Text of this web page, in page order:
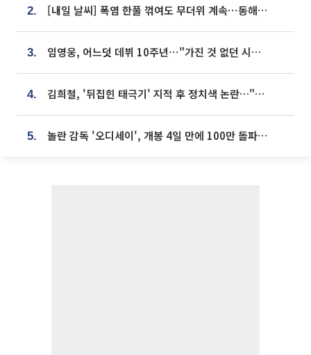
2. [내일 날씨] 폭염 한풀 꺾여도 무더위 계속⋯동해안 이틀 연속 비
3. 임영웅, 어느덧 데뷔 10주년⋯"가진 것 없던 시절, 내 앞엔 20명의 팬뿐"
4. 김희철, '뒤집힌 태극기' 지적 후 정치색 논란…"좌우 떠나 우리나라 국기"
5. 놀란 감독 '오디세이', 개봉 4일 만에 100만 돌파⋯'왕사남' 보다 빠르다